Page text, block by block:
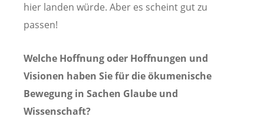
hier landen würde. Aber es scheint gut zu
passen!
Welche Hoffnung oder Hoffnungen und
Visionen haben Sie für die ökumenische
Bewegung in Sachen Glaube und
Wissenschaft?